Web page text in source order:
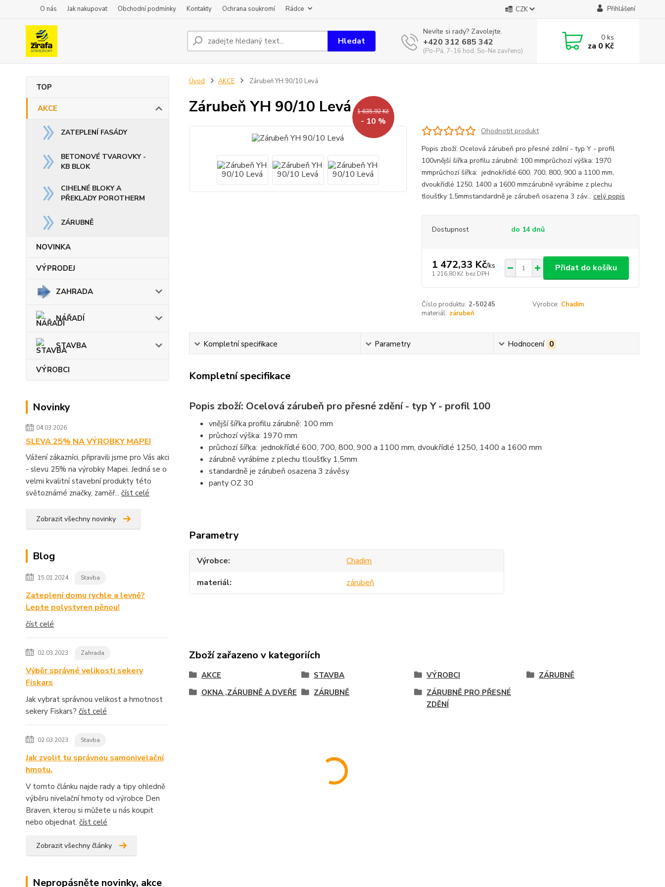
O nás Jak nakupovat Obchodní podmínky Kontakty Ochrana soukromí Rádce CZK Přihlášení
Hledat
Nevíte si rady? Zavolejte.
+420 312 685 342
(Po-Pá, 7-16 hod. So-Ne zavřeno)
0ks
za 0 Kč
TOP
AKCE
ZATEPLENÍ FASÁDY
BETONOVÉ TVAROVKY -
KB BLOK
CIHELNÉ BLOKY A
PŘEKLADY POROTHERM
ZÁRUBNĚ
NOVINKA
VÝPRODEJ
ZAHRADA
NÁŘADÍ
STAVBA
VÝROBCI
Novinky
04.03.2026
SLEVA 25% NA VÝROBKY MAPEI
Vážení zákazníci, připravili jsme pro Vás akci
- slevu 25% na výrobky Mapei. Jedná se o
velmi kvalitní stavební produkty této
světoznámé značky, zaměř... číst celé
Zobrazit všechny novinky
Blog
15.01.2024 Stavba
Zateplení domu rychle a levně?
Lepte polystyren pěnou!
číst celé
02.03.2023 Zahrada
Výběr správné velikosti sekery
Fiskars
Jak vybrat správnou velikost a hmotnost
sekery Fiskars? číst celé
02.03.2023 Stavba
Jak zvolit tu správnou samonivelační
hmotu.
V tomto článku najde rady a tipy ohledně
výběru nivelační hmoty od výrobce Den
Braven, kterou si můžete u nás koupit
nebo objednat. číst celé
Zobrazit všechny články
Nepropásněte novinky, akce
Úvod AKCE Zárubeň YH 90/10 Levá
Zárubeň YH 90/10 Levá 1 635,92 Kč
- 10 %
Ohodnotit produkt
Popis zboží: Ocelová zárubeň pro přesné zdění - typ Y - profil
100vnější šířka profilu zárubně: 100 mmprůchozí výška: 1970
mmprůchozí šířka: jednokřídlé 600, 700, 800, 900 a 1100 mm,
dvoukřídlé 1250, 1400 a 1600 mmzárubně vyrábíme z plechu
tloušťky 1,5mmstandardně je zárubeň osazena 3 záv... celý popis
Dostupnost do 14 dnů
1 472,33 Kč/ks
1 216,80 Kč bez DPH
Přidat do košíku
Číslo produktu: 2-50245 Výrobce: Chadim
materiál: zárubeň
Kompletní specifikace Parametry Hodnocení 0
Kompletní specifikace
Popis zboží: Ocelová zárubeň pro přesné zdění - typ Y - profil 100
vnější šířka profilu zárubně: 100 mm
průchozí výška: 1970 mm
průchozí šířka: jednokřídlé 600, 700, 800, 900 a 1100 mm, dvoukřídlé 1250, 1400 a 1600 mm
zárubně vyrábíme z plechu tloušťky 1,5mm
standardně je zárubeň osazena 3 závěsy
panty OZ 30
Parametry
Výrobce
Chadim
materiál
zárubeň
Zboží zařazeno v kategoriích
AKCE STAVBA VÝROBCI
ZÁRUBNĚ
OKNA ,ZÁRUBNĚ A DVEŘE
ZÁRUBNĚ
ZÁRUBNĚ PRO PŘESNÉ
ZDĚNÍ